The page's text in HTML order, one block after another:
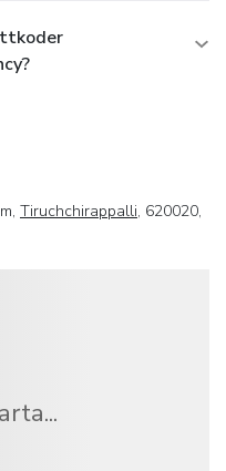
Tiruchchirappalli, 620020,